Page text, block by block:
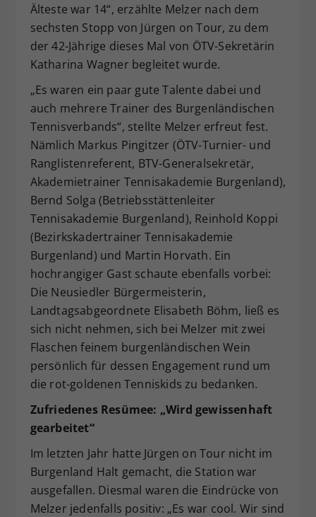
Älteste war 14“, erzählte Melzer nach dem
sechsten Stopp von Jürgen on Tour, zu dem
der 42-Jährige dieses Mal von ÖTV-Sekretärin
Katharina Wagner begleitet wurde.
„Es waren ein paar gute Talente dabei und
auch mehrere Trainer des Burgenländischen
Tennisverbands“, stellte Melzer erfreut fest.
Nämlich Markus Pingitzer (ÖTV-Turnier- und
Ranglistenreferent, BTV-Generalsekretär,
Akademietrainer Tennisakademie Burgenland),
Bernd Solga (Betriebsstättenleiter
Tennisakademie Burgenland), Reinhold Koppi
(Bezirkskadertrainer Tennisakademie
Burgenland) und Martin Horvath. Ein
hochrangiger Gast schaute ebenfalls vorbei:
Die Neusiedler Bürgermeisterin,
Landtagsabgeordnete Elisabeth Böhm, ließ es
sich nicht nehmen, sich bei Melzer mit zwei
Flaschen feinem burgenländischen Wein
persönlich für dessen Engagement rund um
die rot-goldenen Tenniskids zu bedanken.
Zufriedenes Resümee: „Wird gewissenhaft
gearbeitet“
Im letzten Jahr hatte Jürgen on Tour nicht im
Burgenland Halt gemacht, die Station war
ausgefallen. Diesmal waren die Eindrücke von
Melzer jedenfalls positiv: „Es war cool. Wir sind